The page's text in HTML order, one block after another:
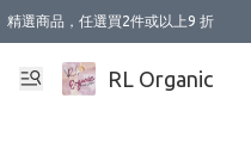
精選商品，任選買2件或以上9 折
XI周年優惠【新品自由選2件88折/3件
XI周年優惠【Chakra 脈輪平衡自由
Florame 肌底自由選 2支9折 3支85折
XI周年優惠【蟲蟲退散 · 防衛結界﹞系
Sunki 任選2件95折
BIOFFICINA TOSCANA 任選2支9折 3
Lamav 任選1件9折 2件85折
Mukti Organics 指定產品任選1件9折,
Intelligent Nutrients Skincare 任選2
deodorant 任選2件88折
化妝品 任選2件95折
XI周年優惠【身心靈單品 任選2件9折
XI周年優惠 【精油/香水 任選2件9折/
XI周年優惠【「關節到肌膚」全效養
XI周年優惠【夏日有機物理防曬套裝2
XI周年優惠【夏日潔面隨意選2件88折
XI周年優惠【逆齡奇蹟抗氧 11 自由
新會員首次購物即享全單 95 折優惠！
成為VIP / VVIP 可享有生日月現金扣
選用順豐速運，滿$500 免運費
本地速遞 京東 送住宅/ 工商地址 $400
澳門訂單選用順豐速運，滿$800 免運費
RL Organic